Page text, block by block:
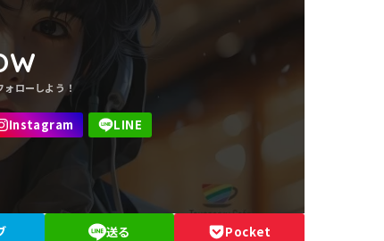
送る Pocket